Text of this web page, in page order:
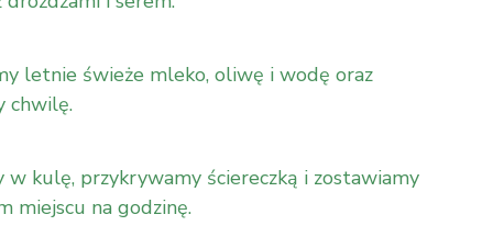
letnie świeże mleko, oliwę i wodę oraz
chwilę.
w kulę, przykrywamy ściereczką i zostawiamy
miejscu na godzinę.